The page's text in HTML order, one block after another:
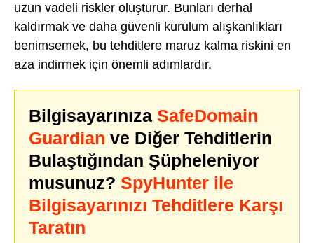
uzun vadeli riskler oluşturur. Bunları derhal
kaldırmak ve daha güvenli kurulum alışkanlıkları
benimsemek, bu tehditlere maruz kalma riskini en
aza indirmek için önemli adımlardır.
Bilgisayarınıza SafeDomain
Guardian ve Diğer Tehditlerin
Bulaştığından Şüpheleniyor
musunuz? SpyHunter ile
Bilgisayarınızı Tehditlere Karşı
Taratın